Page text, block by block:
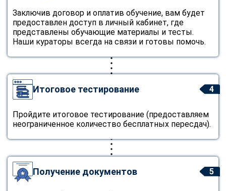
Заключив договор и оплатив обучение, вам будет
предоставлен доступ в личный кабинет, где
представлены обучающие материалы и тесты.
Наши кураторы всегда на связи и готовы помочь.
4
Итоговое тестирование
Пройдите итоговое тестирование (предоставляем
неограниченное количество бесплатных пересдач).
5
Получение документов